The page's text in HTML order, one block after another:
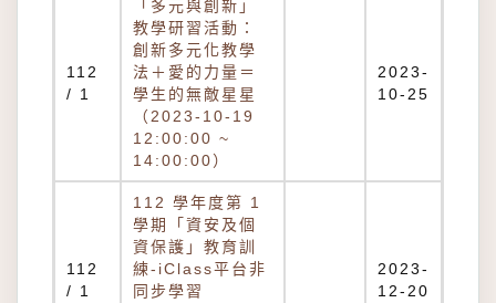
112
/ 1
「多元與創新」
教學研習活動：
創新多元化教學
法＋愛的力量＝
學生的無敵星星
（2023-10-19
12:00:00 ~
14:00:00）
2023-
10-25
112
/ 1
112 學年度第 1
學期「資安及個
資保護」教育訓
練-iClass平台非
同步學習
2023-
12-20